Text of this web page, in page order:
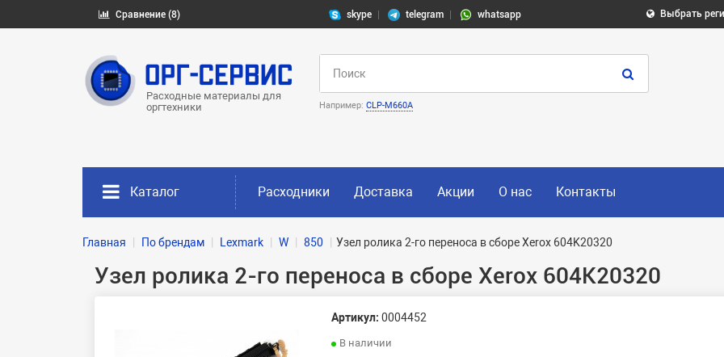
Сравнение (8) skype telegram whatsapp Выбрать
Расходные материалы для
оргтехники
Например: CLP-M660A
Каталог Расходники Доставка Акции О нас Контакты
Главная По брендам Lexmark W 850 Узел ролика 2-го переноса в сборе Xerox 604K20320
Узел ролика 2-го переноса в сборе Xerox 604K20320
Артикул: 0004452
В наличии